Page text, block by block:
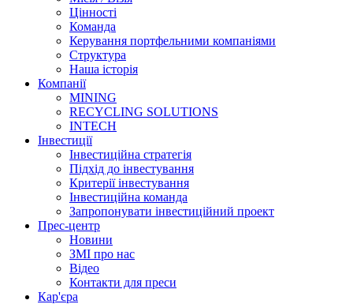
Цінності
Команда
Керування портфельними компаніями
Структура
Наша історія
Компанії
MINING
RECYCLING SOLUTIONS
INTECH
Інвестиції
Інвестиційна стратегія
Підхід до інвестування
Критерії інвестування
Інвестиційна команда
Запропонувати інвестиційний проект
Прес-центр
Новини
ЗМІ про нас
Відео
Контакти для преси
Кар'єра